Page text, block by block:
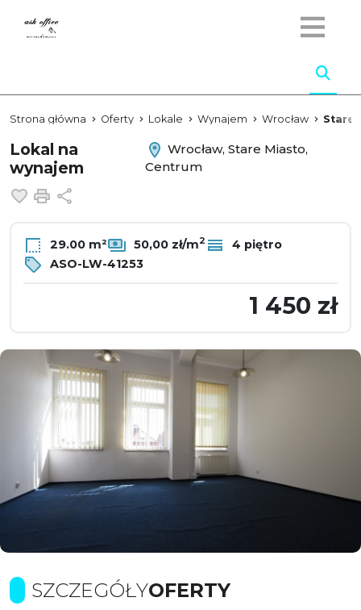
Strona główna Oferty Lokale Wynajem Wrocław Stare
Lokal na
wynajem
Wrocław, Stare Miasto,
Centrum
Dodaj do ulubionych
Drukuj
29.00 m² 50,00 zł/m2
4 piętro
ASO-LW-41253
1 450 zł
SZCZEGÓŁYOFERTY